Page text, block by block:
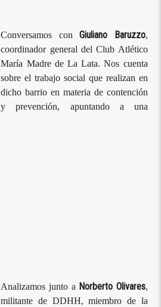
Conversamos conGiuliano Baruzzo,
coordinador general del Club Atlético
María Madre de La Lata. Nos cuenta
sobre el trabajo social que realizan en
dicho barrio en materia de contención
y prevención, apuntando a una
Analizamos junto a Norberto Olivares,
militante de DDHH, miembro de la